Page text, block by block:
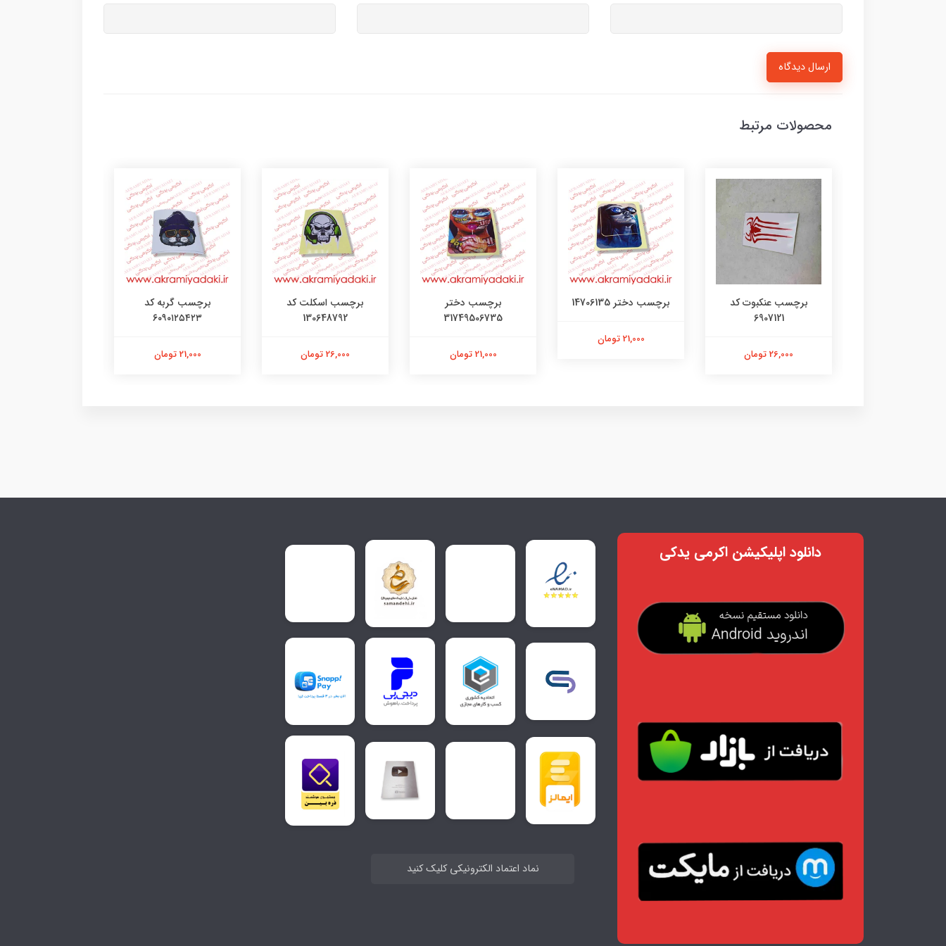
ارسال دیدگاه
محصولات مرتبط
برچسب عنکبوت کد
6907121
26,000 تومان
برچسب دختر 14706135
21,000 تومان
برچسب دختر
31749506735
21,000 تومان
برچسب اسکلت کد
130648792
26,000 تومان
برچسب گربه کد
۶۰۹۰۱۲۵۴۲۳
21,000 تومان
دانلود اپلیکیشن اکرمی یدکی
نماد اعتماد الکترونیکی کلیک کنید